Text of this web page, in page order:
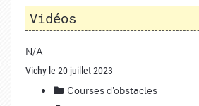
Vidéos
N/A
Vichy le 20 juillet 2023
Courses d'obstacles